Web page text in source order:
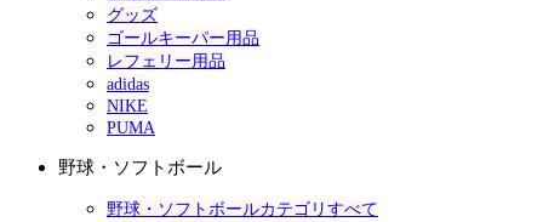
グッズ
ゴールキーパー用品
レフェリー用品
adidas
NIKE
PUMA
野球・ソフトボール
野球・ソフトボールカテゴリすべて